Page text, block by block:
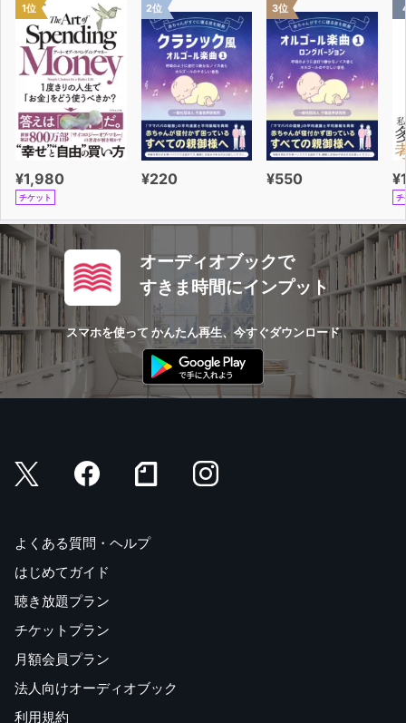
1位
¥1,980
チケット
2位
¥220
3位
¥550
チ
オーディオブックで
すきま時間にインプット
スマホを使って かんたん再生、今すぐダウンロード
よくある質問・ヘルプ
はじめてガイド
聴き放題プラン
チケットプラン
月額会員プラン
法人向けオーディオブック
利用規約